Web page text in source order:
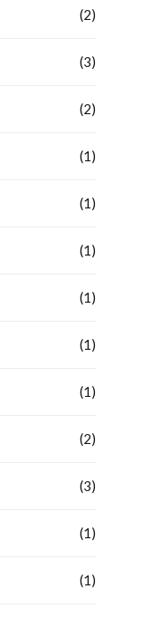
(2)
(3)
(2)
(1)
(1)
(1)
(1)
(1)
(1)
(2)
(3)
(1)
(1)